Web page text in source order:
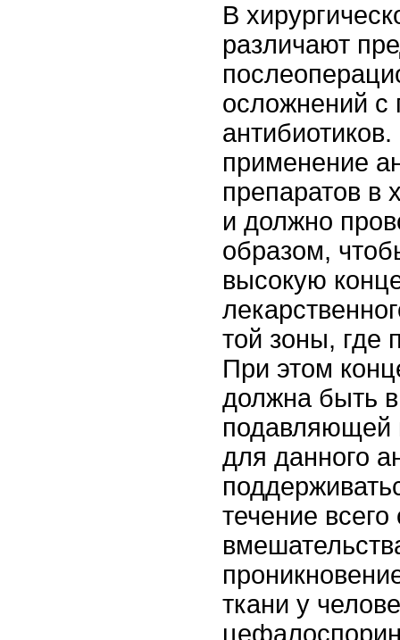
В
различают
осложнений
применение
препаратов в
и должно
образом,
высокую
той зоны, где
При этом
должна быть
подавляющей
для данного
течение всего
ткани у